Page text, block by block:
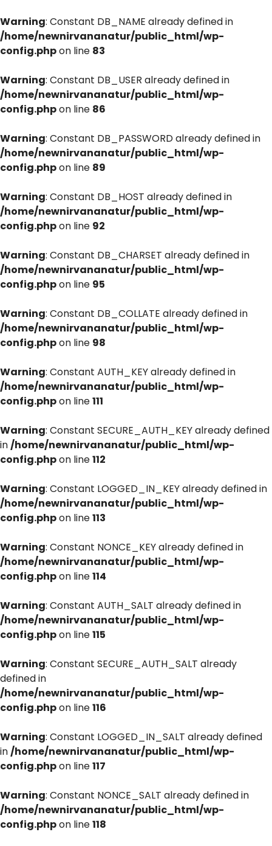
Warning: Constant DB_NAME already defined in
/home/newnirvananatur/public_html/wp-
config.phpon line 83
Warning: Constant DB_USER already defined in
/home/newnirvananatur/public_html/wp-
config.phpon line 86
Warning: Constant DB_PASSWORD already defined in
/home/newnirvananatur/public_html/wp-
config.phpon line 89
Warning: Constant DB_HOST already defined in
/home/newnirvananatur/public_html/wp-
config.phpon line 92
Warning: Constant DB_CHARSET already defined in
/home/newnirvananatur/public_html/wp-
config.phpon line 95
Warning: Constant DB_COLLATE already defined in
/home/newnirvananatur/public_html/wp-
config.phpon line 98
Warning: Constant AUTH_KEY already defined in
/home/newnirvananatur/public_html/wp-
config.phpon line111
Warning: Constant SECURE_AUTH_KEY already defined
in/home/newnirvananatur/public_html/wp-
config.phpon line112
Warning: Constant LOGGED_IN_KEY already defined in
/home/newnirvananatur/public_html/wp-
config.phpon line113
Warning: Constant NONCE_KEY already defined in
/home/newnirvananatur/public_html/wp-
config.phpon line114
Warning: Constant AUTH_SALT already defined in
/home/newnirvananatur/public_html/wp-
config.phpon line115
Warning: Constant SECURE_AUTH_SALT already
defined in
/home/newnirvananatur/public_html/wp-
config.phpon line116
Warning: Constant LOGGED_IN_SALT already defined
in/home/newnirvananatur/public_html/wp-
config.phpon line117
Warning: Constant NONCE_SALT already defined in
/home/newnirvananatur/public_html/wp-
config.phpon line118